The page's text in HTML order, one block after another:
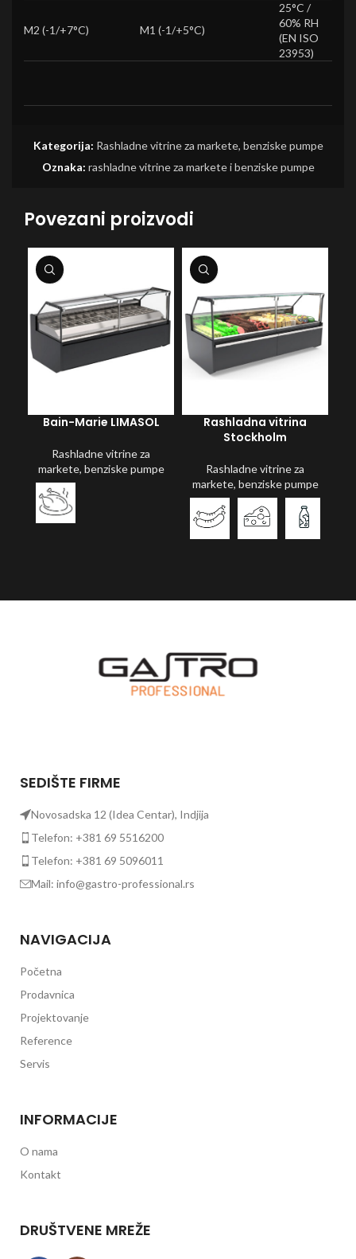
M2 (-1/+7°C) M1 (-1/+5°C)
25°C /
60% RH
(EN ISO
23953)
Kategorija: Rashladne vitrine za markete, benziske pumpe
Oznaka: rashladne vitrine za markete i benziske pumpe
Povezani proizvodi
Bain-Marie LIMASOL
Rashladne vitrine za
markete, benziske pumpe
Rashladna vitrina
Stockholm
Rashladne vitrine za
markete, benziske pumpe
SEDIŠTE FIRME
Novosadska 12 (Idea Centar), Indjija
Telefon: +381 69 5516200
Telefon: +381 69 5096011
Mail: info@gastro-professional.rs
NAVIGACIJA
Početna
Prodavnica
Projektovanje
Reference
Servis
INFORMACIJE
O nama
Kontakt
DRUŠTVENE MREŽE